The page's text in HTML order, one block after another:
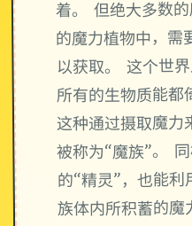
着。 但绝大多数
的魔力植物中，需
以获取。 这个世
所有的生物质能都
这种通过摄取魔力
被称为“魔族”。
的“精灵”，也能
族体内所积蓄的魔